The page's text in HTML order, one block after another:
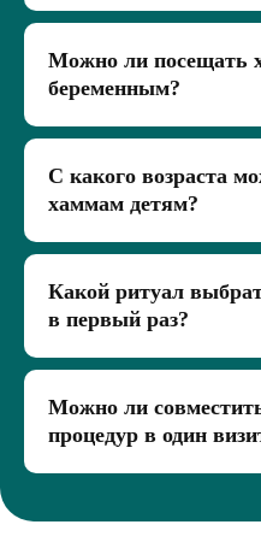
Можно ли посещать
беременным?
С какого возраста
хаммам детям?
Какой ритуал
в первый раз?
Можно ли
процедур в один